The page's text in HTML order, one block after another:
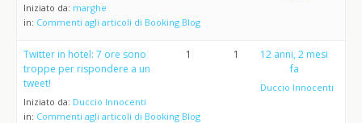
Iniziato da: marghe
in: Commenti agli articoli di Booking Blog
Twitter in hotel: 7 ore sono
troppe per rispondere a un
tweet!
Iniziato da: Duccio Innocenti
in: Commenti agli articoli di Booking Blog
1 1
12 anni, 2 mesi
fa
Duccio Innocenti